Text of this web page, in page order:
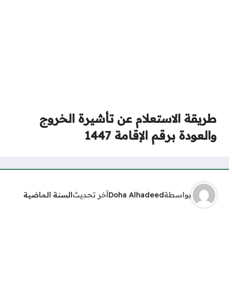
طريقة الاستعلام عن تأشيرة الخروج
والعودة برقم الإقامة 1447
بواسطةDoha Alhadeedآخر تحديثالسنة الماضية